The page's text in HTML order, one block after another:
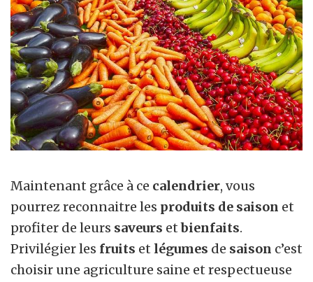
Maintenant grâce à ce calendrier, vous
pourrez reconnaitre les produits de saison et
profiter de leurs saveurs etbienfaits.
Privilégier les fruits et légumes de saison c’est
choisir une agriculture saine et respectueuse